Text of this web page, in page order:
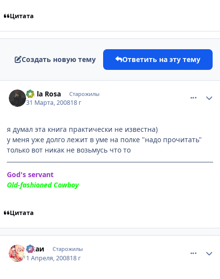
Цитата
Создать новую тему Ответить на эту тему
De la Rosa Старожилы
31 Марта, 200818 г
я думал эта книга практически не известна)
у меня уже долго лежит в уме на полке "надо прочитать"
только вот никак не возьмусь что то
God's servant
Old-fashioned Cowboy
Цитата
Акаи Старожилы
1 Апреля, 200818 г